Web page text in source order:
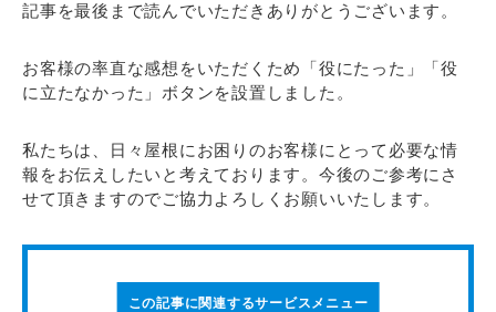
記事を最後まで読んでいただきありがとうございます。
お客様の率直な感想をいただくため「役にたった」「役
に立たなかった」ボタンを設置しました。
私たちは、日々屋根にお困りのお客様にとって必要な情
報をお伝えしたいと考えております。今後のご参考にさ
せて頂きますのでご協力よろしくお願いいたします。
この記事に関連するサービスメニュー